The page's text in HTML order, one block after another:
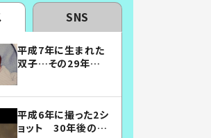
SNS
平成7年に生まれた
双子…その29年後
平成6年に撮った2シ
ョット 30年後の姿